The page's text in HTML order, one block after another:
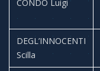
CONDO Luigi
DEGL’INNOCENTI
Scilla